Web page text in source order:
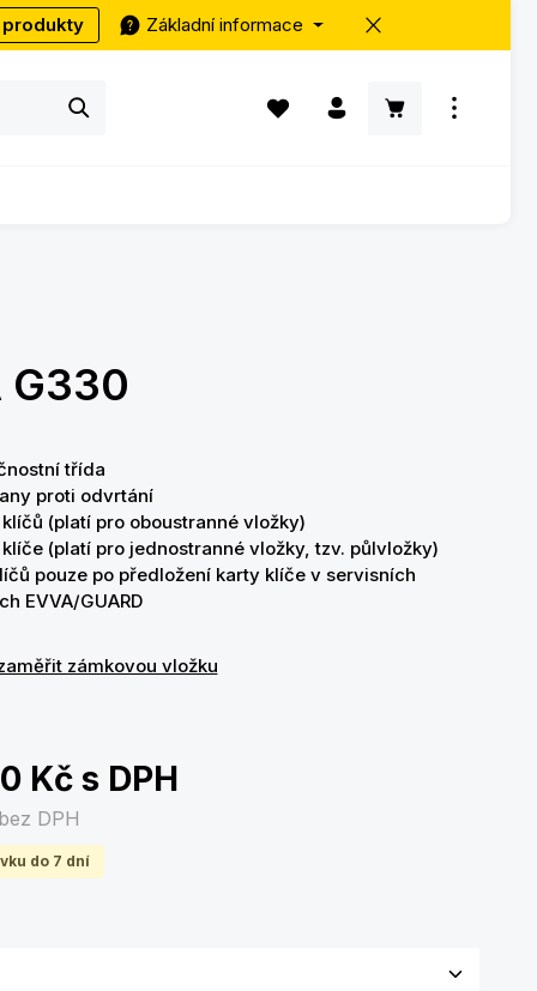
Základní informace
Máte 0 položky v seznamu přání
Nákupní košík
G330
třída
proti odvrtání
(platí pro oboustranné vložky)
(platí pro jednostranné vložky, tzv. půlvložky)
pouze po předložení karty klíče v servisních
EVVA/GUARD
zámkovou vložku
Kč s DPH
bez DPH
do 7 dní
variantu